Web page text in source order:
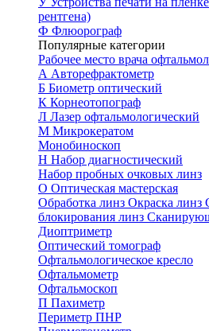
рентгена)
Ф Флюорограф
Популярные категории
Рабочее место врача
А Авторефрактометр
Б Биометр оптический
К Корнеотопограф
Л Лазер офтальмологический
М Микрокератом
Монобиноскоп
Н Набор диагностический
Набор пробных очковых линз
О Оптическая мастерская
Обработка линз Окраска линз
блокирования линз
Диоптриметр
Оптический томограф
Офтальмологическое кресло
Офтальмометр
Офтальмоскоп
П Пахиметр
Периметр ПНР